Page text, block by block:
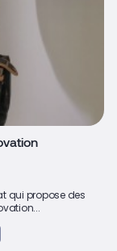
qui propose des